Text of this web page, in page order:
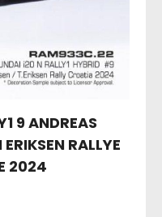
9 ANDREAS
RALLYE
2024